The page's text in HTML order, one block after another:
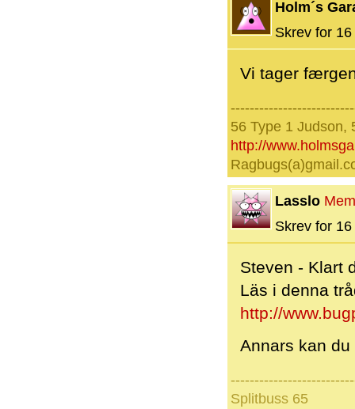
Holm´s
Skrev for
Vi tager
56 Type 1 Judson,
http://
Lasslo
Skrev for
Steven - Klart
Läs i denna
http://
Annars kan
Splitbuss 65